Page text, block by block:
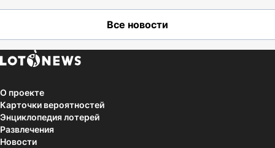
Все новости
О проекте
Карточки вероятностей
Энциклопедия лотерей
Развлечения
Новости